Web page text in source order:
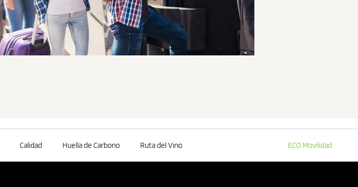
Calidad Huella de Carbono Ruta del Vino ECO Movilidad